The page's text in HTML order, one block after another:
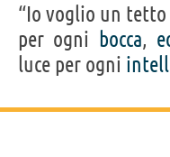
“Io voglio un
per ogni bocca,
luce per ogni